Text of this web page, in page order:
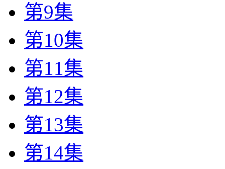
第9集
第10集
第11集
第12集
第13集
第14集